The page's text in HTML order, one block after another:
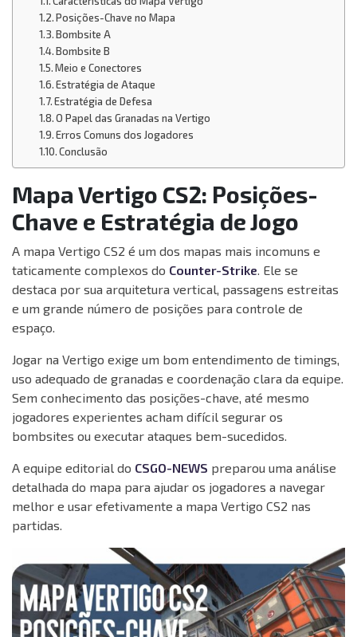
Posições-Chave no Mapa
Bombsite A
Bombsite B
Meio e Conectores
Estratégia de Ataque
Estratégia de Defesa
O Papel das Granadas na Vertigo
Erros Comuns dos Jogadores
Conclusão
Mapa Vertigo CS2: Posições-
Chave e Estratégia de Jogo
A mapa Vertigo CS2 é um dos mapas mais incomuns e
taticamente complexos do Counter-Strike. Ele se
destaca por sua arquitetura vertical, passagens estreitas
e um grande número de posições para controle de
espaço.
Jogar na Vertigo exige um bom entendimento de timings,
uso adequado de granadas e coordenação clara da equipe.
Sem conhecimento das posições-chave, até mesmo
jogadores experientes acham difícil segurar os
bombsites ou executar ataques bem-sucedidos.
A equipe editorial do CSGO-NEWS preparou uma análise
detalhada do mapa para ajudar os jogadores a navegar
melhor e usar efetivamente a mapa Vertigo CS2 nas
partidas.